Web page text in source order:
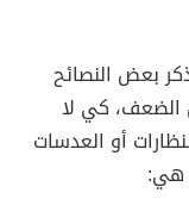
بعض النصائح
الضعف، كي لا
أو العدسات
هي: